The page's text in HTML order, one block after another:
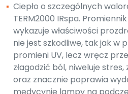
▪ Ciepło o szczególnych
TERM2000 IRspa.
wykazuje właściwości
nie jest szkodliwe, tak jak w
promieni UV, lecz wręcz
złagodzić ból, niweluje
oraz znacznie poprawia